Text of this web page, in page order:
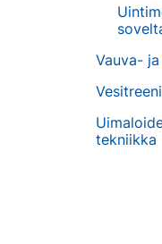
Vauva-
Vesitreeni
tekniikka